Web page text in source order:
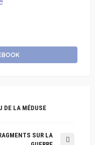
DE LA MÉDUSE
SUR LA